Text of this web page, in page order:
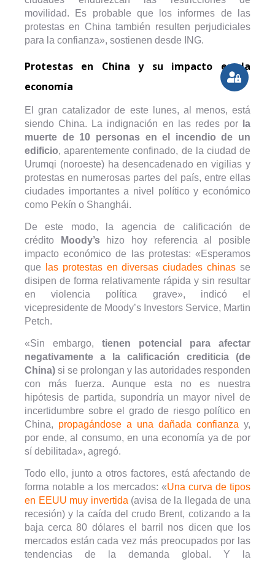
movilidad. Es probable que los informes de las
protestas en China también resulten perjudiciales
para la confianza», sostienen desde ING.
Protestas en China y su impacto en la
economía
El gran catalizador de este lunes, al menos, está
siendo China. La indignación en las redes por
la
muerte de 10 personas en el incendio de un
edificio, aparentemente confinado, de la ciudad de
Urumqi (noroeste) ha desencadenado en vigilias y
protestas en numerosas partes del país, entre ellas
ciudades importantes a nivel político y económico
como Pekín o Shanghái.
De este modo, la agencia de calificación de
crédito
Moody’s hizo hoy referencia al posible
impacto económico de las protestas: «Esperamos
que las protestas en diversas ciudades chinas se
disipen de forma relativamente rápida y sin resultar
en violencia política grave», indicó el
vicepresidente de Moody’s Investors Service, Martin
Petch.
«Sin embargo, tienen potencial para afectar
negativamente a la calificación crediticia (de
China) si se prolongan y las autoridades responden
con más fuerza. Aunque esta no es nuestra
hipótesis de partida, supondría un mayor nivel de
incertidumbre sobre el grado de riesgo político en
China, propagándose a una dañada confianza y,
por ende, al consumo, en una economía ya de por
sí debilitada», agregó.
Todo ello, junto a otros factores, está afectando de
forma notable a los mercados: «Una curva de tipos
en EEUU muy invertida (avisa de la llegada de una
recesión) y la caída del crudo Brent, cotizando a la
baja cerca 80 dólares el barril nos dicen que los
mercados están cada vez más preocupados por las
tendencias de la demanda global. Y la